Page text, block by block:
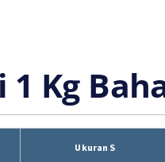
Kg
Ukuran S